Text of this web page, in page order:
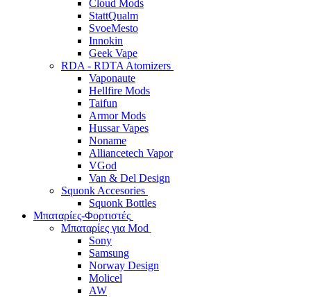
Cloud Mods
StattQualm
SvoeMesto
Innokin
Geek Vape
RDA - RDTA Atomizers
Vaponaute
Hellfire Mods
Taifun
Armor Mods
Hussar Vapes
Noname
Alliancetech Vapor
VGod
Van & Del Design
Squonk Accesories
Squonk Bottles
Μπαταρίες-Φορτιστές
Μπαταρίες για Mod
Sony
Samsung
Norway Design
Molicel
AW